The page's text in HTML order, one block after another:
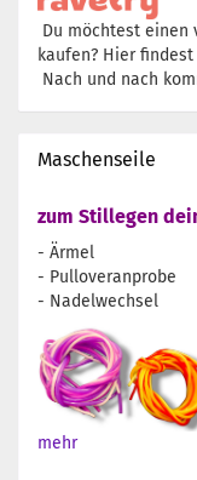
Du möchtest einen
kaufen? Hier
Nach und nach
Maschenseile
zum Stillegen
- Ärmel
- Pulloveranprobe
- Nadelwechsel
mehr